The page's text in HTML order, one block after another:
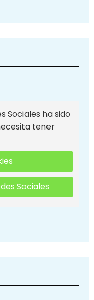
Sociales ha sido
tener
Sociales